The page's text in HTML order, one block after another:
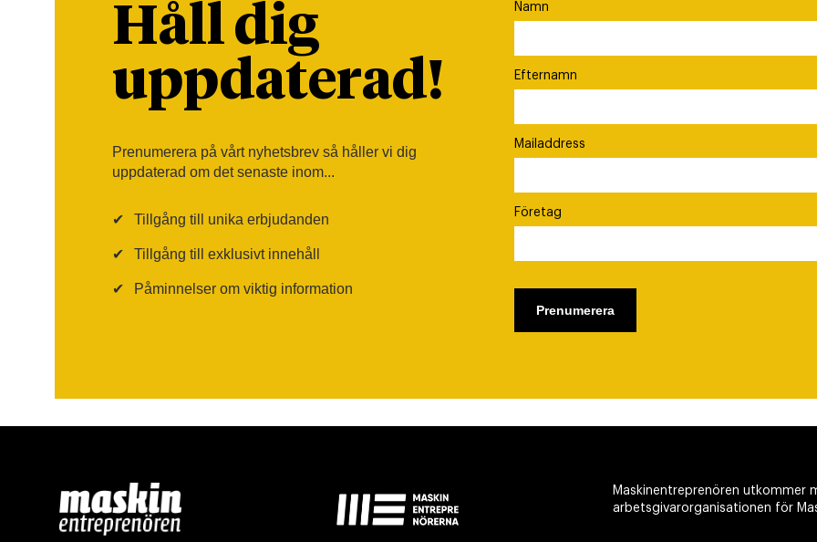
Håll dig
uppdaterad!
Prenumerera på vårt nyhetsbrev så håller vi dig
uppdaterad om det senaste inom...
✔ Tillgång till unika erbjudanden
✔ Tillgång till exklusivt innehåll
✔ Påminnelser om viktig information
Namn
Efternamn
Mailaddress
Företag
Maskinentreprenören utkommer
arbetsgivarorganisationen för